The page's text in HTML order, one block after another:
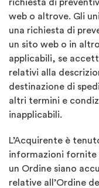
richiesta di
web o altrove. Gli
una richiesta di
un sito web o in
applicabili, se
relativi alla
destinazione di
altri termini e
inapplicabili.
L’Acquirente è
informazioni fornite
un Ordine siano
relative all’Ordine